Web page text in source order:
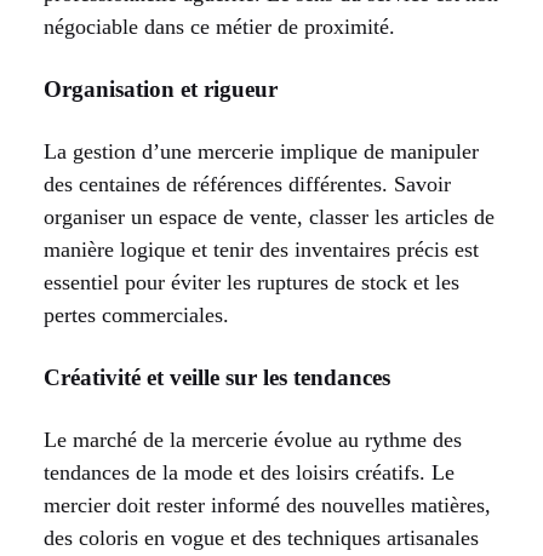
négociable dans ce métier de proximité.
Organisation et rigueur
La gestion d’une mercerie implique de manipuler
des centaines de références différentes. Savoir
organiser un espace de vente, classer les articles de
manière logique et tenir des inventaires précis est
essentiel pour éviter les ruptures de stock et les
pertes commerciales.
Créativité et veille sur les tendances
Le marché de la mercerie évolue au rythme des
tendances de la mode et des loisirs créatifs. Le
mercier doit rester informé des nouvelles matières,
des coloris en vogue et des techniques artisanales